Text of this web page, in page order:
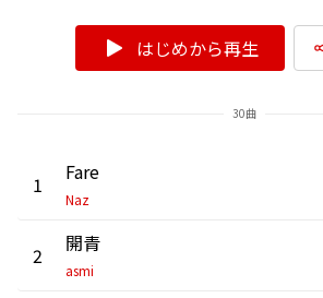
はじめから再生
30曲
1 Fare
Naz
2 開青
asmi